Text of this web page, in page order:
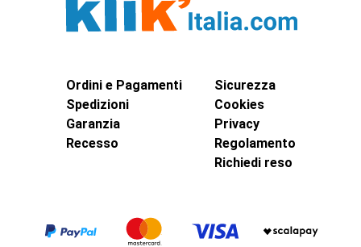
Ordini e Pagamenti
Spedizioni
Garanzia
Recesso
Sicurezza
Cookies
Privacy
Regolamento
Richiedi reso